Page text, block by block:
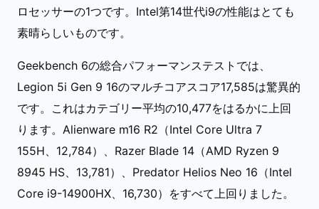
ロセッサーの1つです。Intel第14世代i9の性能はとても
素晴らしいものです。
Geekbench 6の総合パフォーマンステストでは、
Legion 5i Gen 9 16のマルチコアスコア17,585は驚異的
です。これはカテゴリー平均の10,477をはるかに上回
ります。Alienware m16 R2（Intel Core Ultra 7
155H、12,784）、Razer Blade 14（AMD Ryzen 9
8945 HS、13,781）、Predator Helios Neo 16（Intel
Core i9-14900HX、16,730）をすべて上回りました。